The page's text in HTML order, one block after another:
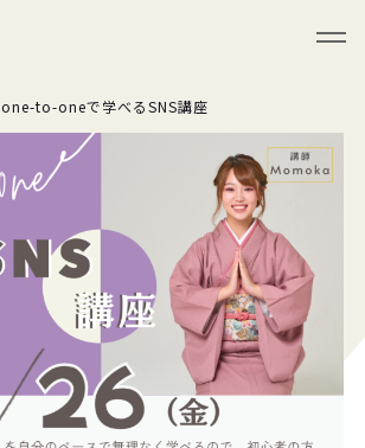
one-to-oneで学べるSNS講座